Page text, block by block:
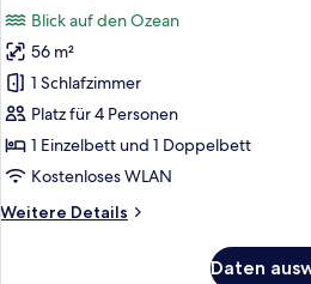
für
Premier
Family
Twin
Ocean
View
Blick auf den Ozean
56 m²
1 Schlafzimmer
Platz für 4 Personen
1 Einzelbett und 1 Doppelbett
Kostenloses WLAN
Weitere Details
Weitere
Daten